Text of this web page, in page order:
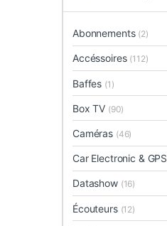
Abonnements (2)
Accéssoires (112)
Baffes (1)
Box TV (90)
Caméras (46)
Car Electronic & GPS
Datashow (16)
Écouteurs (12)